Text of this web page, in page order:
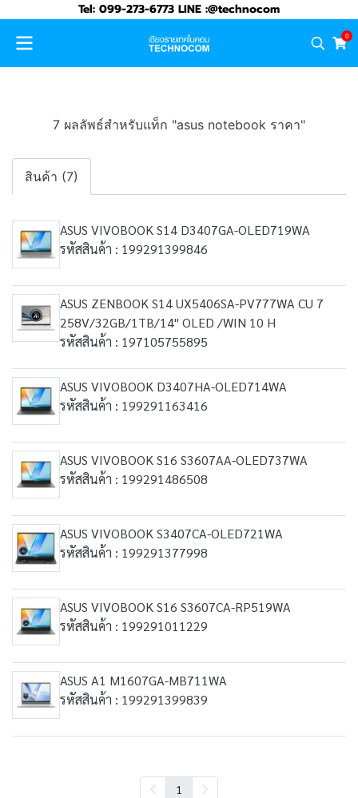
Tel: 099-273-6773 LINE :@technocom
0
7 ผลลัพธ์สำหรับแท็ก "asus notebook ราคา"
สินค้า (7)
ASUS VIVOBOOK S14 D3407GA-OLED719WA
รหัสสินค้า : 199291399846
ASUS ZENBOOK S14 UX5406SA-PV777WA CU 7
258V/32GB/1TB/14" OLED /WIN 10 H
รหัสสินค้า : 197105755895
ASUS VIVOBOOK D3407HA-OLED714WA
รหัสสินค้า : 199291163416
ASUS VIVOBOOK S16 S3607AA-OLED737WA
รหัสสินค้า : 199291486508
ASUS VIVOBOOK S3407CA-OLED721WA
รหัสสินค้า : 199291377998
ASUS VIVOBOOK S16 S3607CA-RP519WA
รหัสสินค้า : 199291011229
ASUS A1 M1607GA-MB711WA
รหัสสินค้า : 199291399839
1